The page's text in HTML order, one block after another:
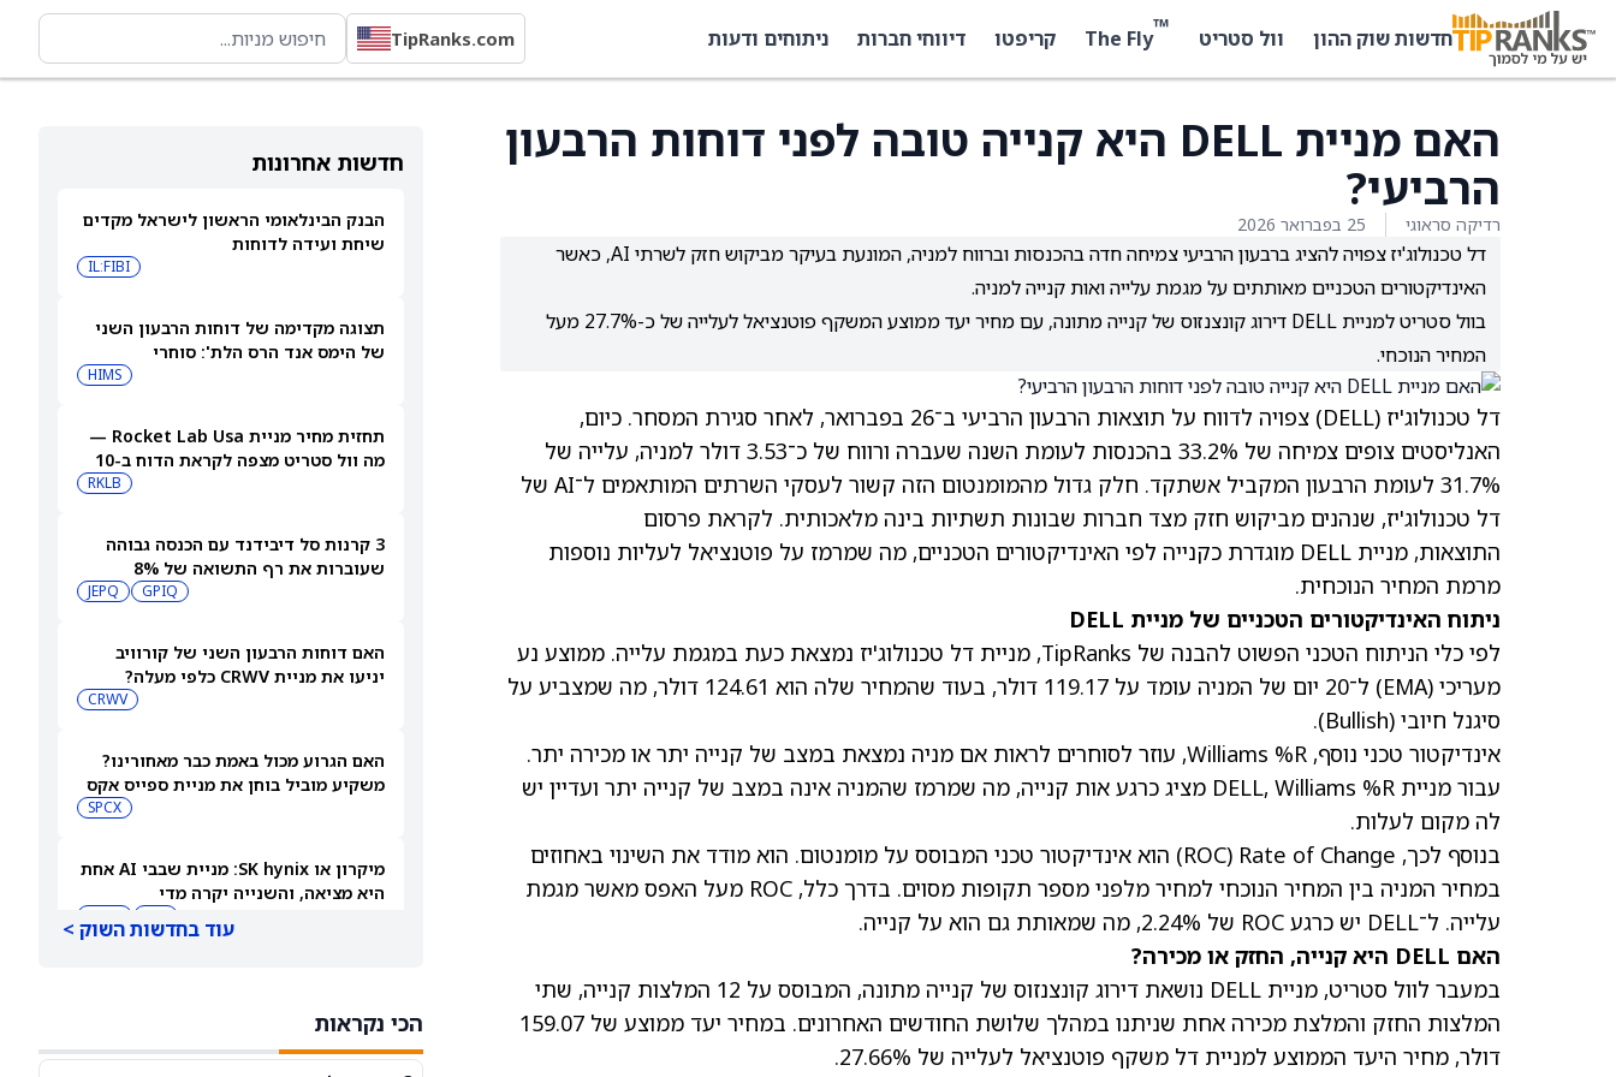
חדשות שוק ההון וול סטריט ™
The Fly קריפטו דיווחי חברות ניתוחים ודעות TipRanks.com
חדשות אחרונות
הבנק הבינלאומי הראשון לישראל מקדים
שיחת ועידה לדוחות
IL:FIBI
תצוגה מקדימה של דוחות הרבעון השני
של הימס אנד הרס הלת': סוחרי
האופציות נערכים לתנועה של 14.5%HIMS
תחזית מחיר מניית Rocket Lab Usa —
מה וול סטריט מצפה לקראת הדוח ב-10
RKLB
3 קרנות סל דיבידנד עם הכנסה גבוהה
שעוברות את רף התשואה של 8%
GPIQ
JEPQ
האם דוחות הרבעון השני של קורוויב
יניעו את מניית CRWV כלפי מעלה?
CRWV
האם הגרוע מכול באמת כבר מאחורינו?
משקיע מוביל בוחן את מניית ספייס אקס
SPCX
מיקרון או SK hynix: מניית שבבי AI אחת
היא מציאה, והשנייה יקרה מדי
עוד בחדשות השוק >
הכי נקראות
האם מניית DELL היא קנייה טובה לפני דוחות הרבעון
הרביעי?
רדיקה סראוגי 25 בפברואר 2026
דל טכנולוג'יז צפויה להציג ברבעון הרביעי צמיחה חדה בהכנסות וברווח למניה, המונעת בעיקר מביקוש חזק לשרתי AI, כאשר
האינדיקטורים הטכניים מאותתים על מגמת עלייה ואות קנייה למניה.
בוול סטריט למניית DELL דירוג קונצנזוס של קנייה מתונה, עם מחיר יעד ממוצע המשקף פוטנציאל לעלייה של כ-27.7% מעל
המחיר הנוכחי.
דל טכנולוג'יז (DELL) צפויה לדווח על תוצאות הרבעון הרביעי ב־26 בפברואר
, לאחר סגירת המסחר. כיום,
האנליסטים צופים צמיחה של 33.2% בהכנסות לעומת השנה שעברה ורווח של כ־3.53 דולר למניה, עלייה של
31.7% לעומת הרבעון המקביל אשתקד. חלק גדול מהמומנטום הזה קשור לעסקי השרתים המותאמים ל־AI של
דל טכנולוג'יז, שנהנים מביקוש חזק מצד חברות שבונות תשתיות בינה מלאכותית. לקראת פרסום
התוצאות, מניית DELL מוגדרת כקנייה
לפי האינדיקטורים הטכניים, מה שמרמז על פוטנציאל לעליות נוספות
מרמת המחיר הנוכחית.
ניתוח האינדיקטורים הטכניים של מניית DELL
לפי כלי הניתוח הטכני הפשוט להבנה של TipRanks,
מניית דל טכנולוג'יז נמצאת כעת במגמת עלייה. ממוצע נע
מעריכי (EMA) ל־20 יום של המניה עומד על 119.17 דולר, בעוד שהמחיר שלה הוא 124.61 דולר, מה שמצביע על
סיגנל חיובי (Bullish).
אינדיקטור טכני נוסף, Williams %R, עוזר לסוחרים לראות אם מניה נמצאת במצב של קנייה יתר או מכירה יתר.
עבור מניית DELL, Williams %R מציג כרגע אות קנייה, מה שמרמז שהמניה אינה במצב של קנייה יתר ועדיין יש
לה מקום לעלות.
בנוסף לכך, Rate of Change ‏(ROC) הוא אינדיקטור טכני המבוסס על מומנטום. הוא מודד את השינוי באחוזים
במחיר המניה בין המחיר הנוכחי למחיר מלפני מספר תקופות מסוים. בדרך כלל, ROC מעל האפס מאשר מגמת
עלייה. ל־DELL יש כרגע ROC של 2.24%, מה שמאותת גם הוא על קנייה.
האם DELL היא קנייה, החזק או מכירה?
במעבר לוול סטריט, מניית DELL
נושאת דירוג קונצנזוס של קנייה מתונה, המבוסס על 12 המלצות קנייה, שתי
המלצות החזק והמלצת מכירה אחת שניתנו במהלך שלושת החודשים האחרונים. במחיר יעד ממוצע של 159.07
דולר, מחיר היעד הממוצע למניית דל משקף פוטנציאל לעלייה של 27.66%.